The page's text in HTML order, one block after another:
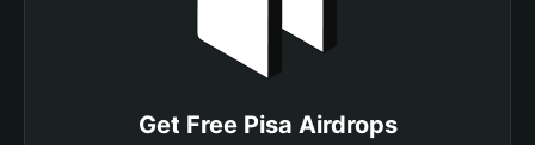
Get Free Pisa Airdrops